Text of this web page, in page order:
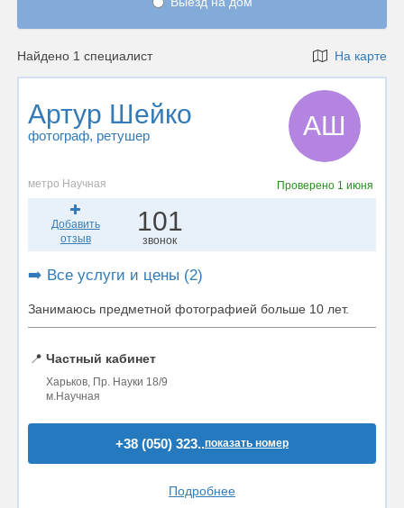
Найдено 1 специалист На карте
Артур Шейко
фотограф, ретушер АШ
метро Научная Проверено 1 июня
Добавить
отзыв
101
звонок
➡️ Все услуги и цены (2)
Занимаюсь предметной фотографией больше 10 лет.
📍 Частный кабинет
Харьков, Пр. Науки 18/9
м.Научная
+38 (050) 323..показать номер
Подробнее